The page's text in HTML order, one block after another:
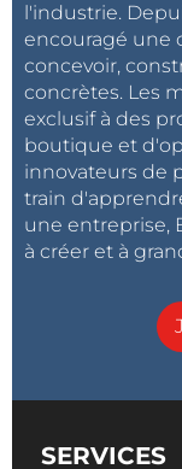
l'industrie.
encouragé une
concevoir,
concrètes. Les
exclusif à des
boutique et
innovateurs de
train
une entreprise,
à créer et à
SERVICES